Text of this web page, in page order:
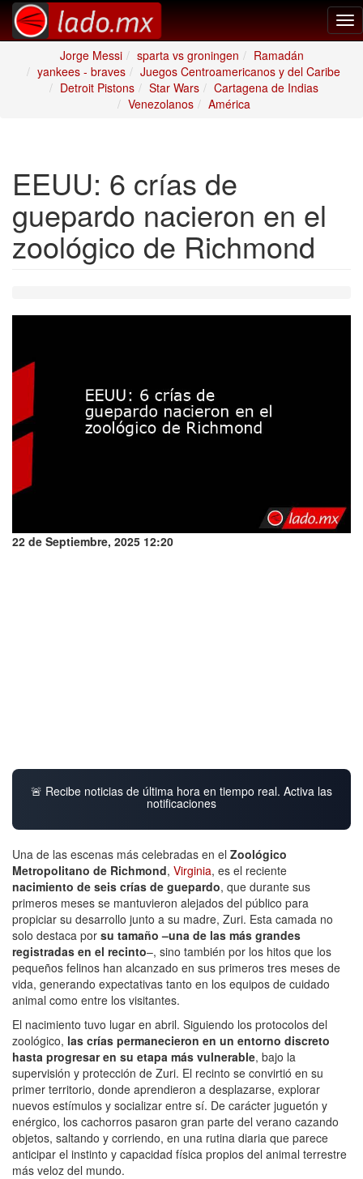
Jorge Messi
sparta vs groningen
Ramadán
yankees - braves
Juegos Centroamericanos y del Caribe
Detroit Pistons
Star Wars
Cartagena de Indias
Venezolanos
América
EEUU: 6 crías de
guepardo nacieron en el
zoológico de Richmond
22 de Septiembre, 2025 12:20
🚨 Recibe noticias de última hora en tiempo real. Activa las
notificaciones
Una de las escenas más celebradas en el Zoológico
Metropolitano de Richmond, Virginia, es el reciente
nacimiento de seis crías de guepardo, que durante sus
primeros meses se mantuvieron alejados del público para
propiciar su desarrollo junto a su madre, Zuri. Esta camada no
solo destaca por su tamaño –una de las más grandes
registradas en el recinto–, sino también por los hitos que los
pequeños felinos han alcanzado en sus primeros tres meses de
vida, generando expectativas tanto en los equipos de cuidado
animal como entre los visitantes.
El nacimiento tuvo lugar en abril. Siguiendo los protocolos del
zoológico, las crías permanecieron en un entorno discreto
hasta progresar en su etapa más vulnerable, bajo la
supervisión y protección de Zuri. El recinto se convirtió en su
primer territorio, donde aprendieron a desplazarse, explorar
nuevos estímulos y socializar entre sí. De carácter juguetón y
enérgico, los cachorros pasaron gran parte del verano cazando
objetos, saltando y corriendo, en una rutina diaria que parece
anticipar el instinto y capacidad física propios del animal terrestre
más veloz del mundo.